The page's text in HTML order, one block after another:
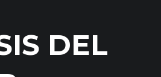
DEL